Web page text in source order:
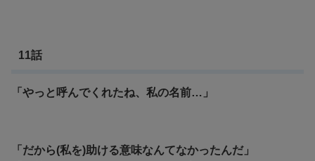
11話
「やっと呼んでくれたね、私の名前…」
「だから(私を)助ける意味なんてなかったんだ」